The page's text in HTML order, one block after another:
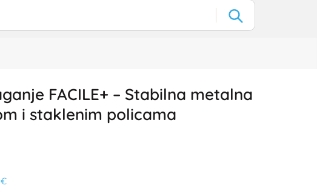
FACILE+ – Stabilna metalna
i staklenim policama